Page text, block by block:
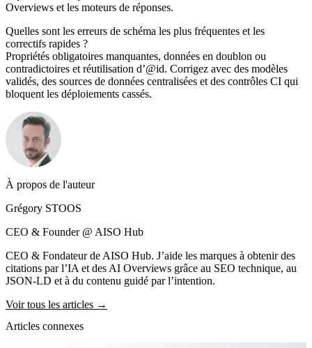
Overviews et les moteurs de réponses.
Quelles sont les erreurs de schéma les plus fréquentes et les
correctifs rapides ?
Propriétés obligatoires manquantes, données en doublon ou
contradictoires et réutilisation d’@id. Corrigez avec des modèles
validés, des sources de données centralisées et des contrôles CI qui
bloquent les déploiements cassés.
À propos de l'auteur
Grégory STOOS
CEO & Founder @ AISO Hub
CEO & Fondateur de AISO Hub. J’aide les marques à obtenir des
citations par l’IA et des AI Overviews grâce au SEO technique, au
JSON-LD et à du contenu guidé par l’intention.
Voir tous les articles →
Articles connexes